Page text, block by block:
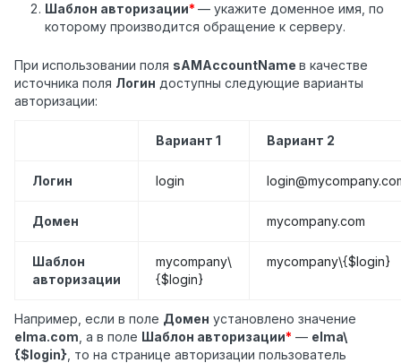
Шаблон авторизации* — укажите доменное имя, по
которому производится обращение к серверу.
При использовании поля sAMAccountName в качестве
источника поля Логин доступны следующие варианты
авторизации:
Вариант 1 Вариант 2
Логин login
Домен mycompany.com
Шаблон
авторизации
mycompany\
{$login}
mycompany\{$login}
Например, если в поле Домен установлено значение
elma.com , а в поле Шаблон авторизации* — elma\
{$login} , то на странице авторизации пользователь